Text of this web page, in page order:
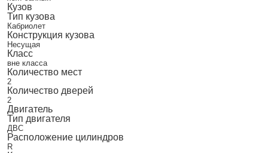
Кузов
Тип кузова
Кабриолет
Конструкция кузова
Несущая
Класс
вне класса
Количество мест
2
Количество дверей
2
Двигатель
Тип двигателя
ДВС
Расположение цилиндров
R